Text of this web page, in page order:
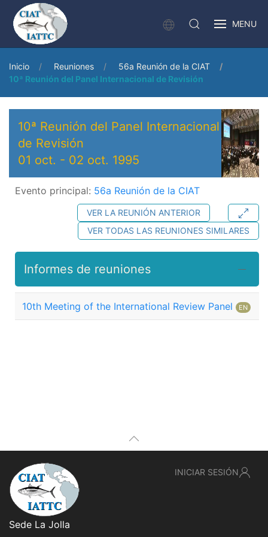
MENU
Inicio Reuniones
56a Reunión de la CIAT
10ª Reunión del Panel Internacional de Revisión
10ª Reunión del Panel Internacional
de Revisión
01 oct. - 02 oct. 1995
Evento principal: 56a Reunión de la CIAT
VER LA REUNIÓN ANTERIOR
VER TODAS LAS REUNIONES SIMILARES
Informes de reuniones
10th Meeting of the International Review Panel EN
Sede La Jolla
INICIAR SESIÓN